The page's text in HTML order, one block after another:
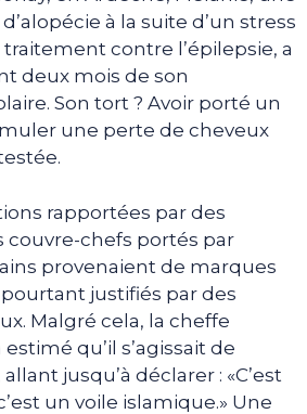
à la suite d’un stress
contre l’épilepsie, a
deux mois de son
Son tort ? Avoir porté un
une perte de cheveux
rapportées par des
couvre-chefs portés par
provenaient de marques
justifiés par des
Malgré cela, la cheffe
qu’il s’agissait de
jusqu’à déclarer : «C’est
un voile islamique.» Une